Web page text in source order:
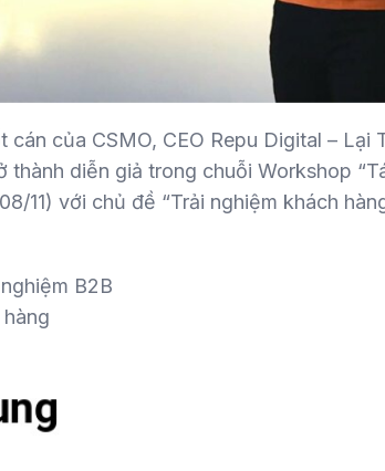
cán của CSMO, CEO Repu Digital –
thành diễn giả trong chuỗi Workshop
11) với chủ đề “Trải nghiệm khách
B2B